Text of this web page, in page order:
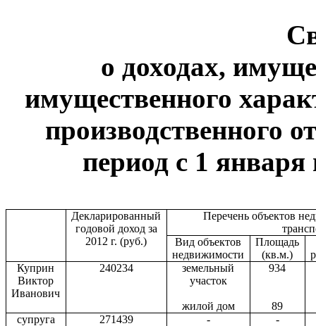
о доходах,
имущественного
производственного
период с 1 января
Декларированный
годовой доход за
2012 г. (руб.)
Перечень объектов
Вид объектов
недвижимости
Площадь
(кв.м.)
Куприн
Виктор
Иванович
240234
земельный
участок
жилой дом
934
89
супруга
271439 - -